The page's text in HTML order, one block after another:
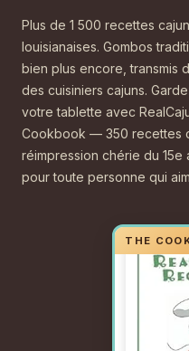
Plus de 1 500 recettes
louisianaises. Gombos
bien plus encore, transmis
des cuisiniers cajuns.
votre tablette avec
Cookbook — 350 recettes
réimpression chérie du
pour toute personne qui